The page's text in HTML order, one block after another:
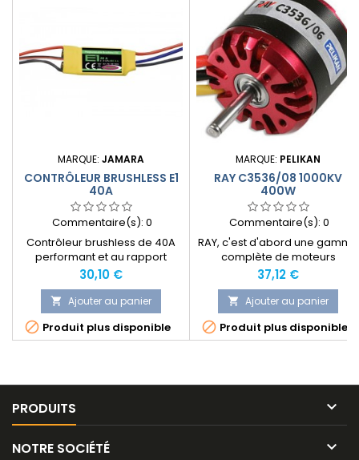
MARQUE: JAMARA
CONTRÔLEUR BRUSHLESS E1
40A
Commentaire(s): 0
Contrôleur brushless de 40A
performant et au rapport
qualité prix très avantageux.
Prix
30,10 €
 Ajouter au panier
 Produit plus disponible
MARQUE: PELIKAN
RAY C3536/08 1000KV
400W
Commentaire(s): 0
RAY, c'est d'abord une gamme
complète de moteurs
brushless de grande qualité
pour répondre à toutes les
attentes des aéromodélistes,
quelque soit leur discipline.
Cette gamme peut motoriser
des avions de 200g à 5kg. Les
machine avec le plus grand
soin. Les connecteurs or sont
Prix
37,12 €
 Ajouter au panier
 Produit plus disponible
PRODUITS 
NOTRE SOCIÉTÉ 